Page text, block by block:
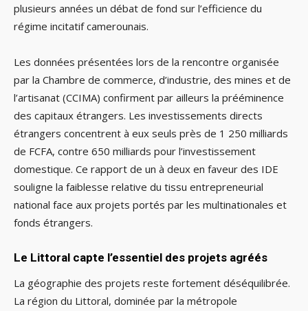
plusieurs années un débat de fond sur l’efficience du
régime incitatif camerounais.
Les données présentées lors de la rencontre organisée
par la Chambre de commerce, d’industrie, des mines et de
l’artisanat (CCIMA) confirment par ailleurs la prééminence
des capitaux étrangers. Les investissements directs
étrangers concentrent à eux seuls près de 1 250 milliards
de FCFA, contre 650 milliards pour l’investissement
domestique. Ce rapport de un à deux en faveur des IDE
souligne la faiblesse relative du tissu entrepreneurial
national face aux projets portés par les multinationales et
fonds étrangers.
Le Littoral capte l’essentiel des projets agréés
La géographie des projets reste fortement déséquilibrée.
La région du Littoral, dominée par la métropole